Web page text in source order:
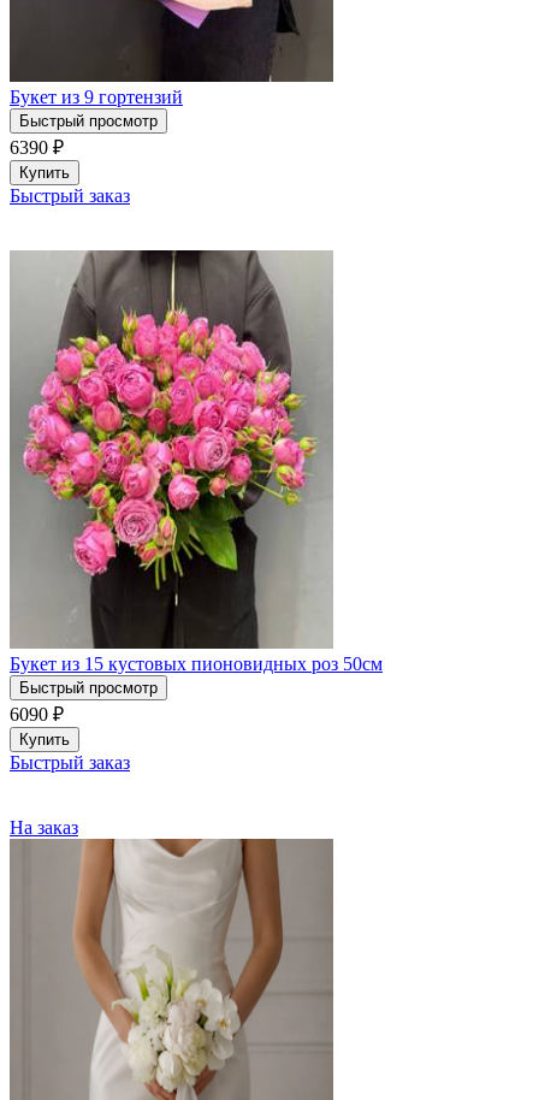
Букет из 9 гортензий
Быстрый просмотр
6390 ₽
Купить
Быстрый заказ
Букет из 15 кустовых пионовидных роз 50см
Быстрый просмотр
6090 ₽
Купить
Быстрый заказ
На заказ